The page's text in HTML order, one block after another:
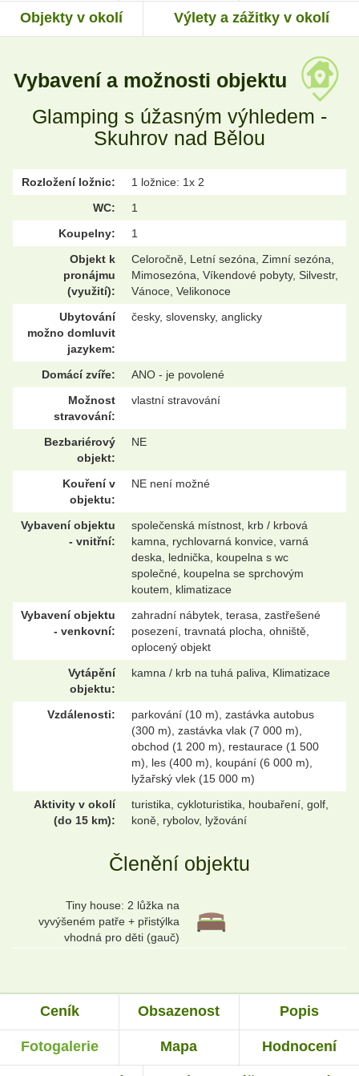
Objekty v okolí Výlety a zážitky v okolí
Vybavení a možnosti objektu
Glamping s úžasným výhledem -
Skuhrov nad Bělou
Rozložení ložnic:
1 ložnice: 1x 2
WC:
1
Koupelny:
1
Objekt k
pronájmu
(využití):
Celoročně, Letní sezóna, Zimní sezóna,
Mimosezóna, Víkendové pobyty, Silvestr,
Vánoce, Velikonoce
Ubytování
možno domluvit
jazykem:
česky, slovensky, anglicky
Domácí zvíře:
ANO - je povolené
Možnost
stravování:
vlastní stravování
Bezbariérový
objekt:
NE
Kouření v
objektu:
NE není možné
Vybavení objektu
- vnitřní:
společenská místnost, krb / krbová
kamna, rychlovarná konvice, varná
deska, lednička, koupelna s wc
společné, koupelna se sprchovým
koutem, klimatizace
Vybavení objektu
- venkovní:
zahradní nábytek, terasa, zastřešené
posezení, travnatá plocha, ohniště,
oplocený objekt
Vytápění
objektu:
kamna / krb na tuhá paliva, Klimatizace
Vzdálenosti:
parkování (10 m), zastávka autobus
(300 m), zastávka vlak (7 000 m),
obchod (1 200 m), restaurace (1 500
m), les (400 m), koupání (6 000 m),
lyžařský vlek (15 000 m)
Aktivity v okolí
(do 15 km):
turistika, cykloturistika, houbaření, golf,
koně, rybolov, lyžování
Členění objektu
Tiny house: 2 lůžka na
vyvýšeném patře + přistýlka
vhodná pro děti (gauč)
Ceník Obsazenost Popis
Fotogalerie Mapa Hodnocení